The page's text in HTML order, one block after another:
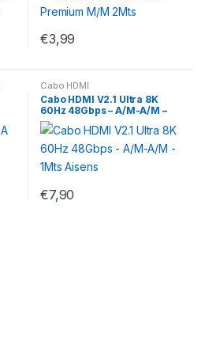
€3,99
Cabo HDMI
Cabo HDMI V2.1 Ultra 8K
60Hz 48Gbps – A/M-A/M –
1Mts Aisens
€7,90